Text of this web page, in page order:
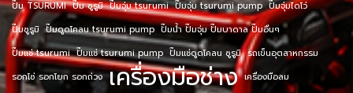
ปั๊ม TSURUMI ปั๊ม ซูรูมิ ปั๊มจุ่ม tsurumi ปั๊มจุ่ม tsurumi pump ปั๊มจุ่มไดโว่
ปั๊มซูรูมิ ปั๊มดูดโคลน tsurumi pump ปั๊มน้ำ ปั๊มจุ่ม ปั๊มบาดาล ปั๊มอื่นๆ
ปั๊มแช่ tsurumi ปั๊มแช่ tsurumi pump ปั๊มแช่ดูดโคลน ซูรูมิ รถเข็นอุตสาหกรรม
รอกโซ่ รอกโยก รอกถ่วง เครื่องมือช่าง เครื่องมือลม